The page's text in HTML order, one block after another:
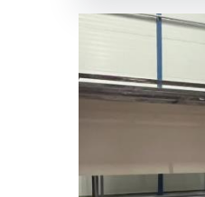
SICAK HABER
GÜNCEL